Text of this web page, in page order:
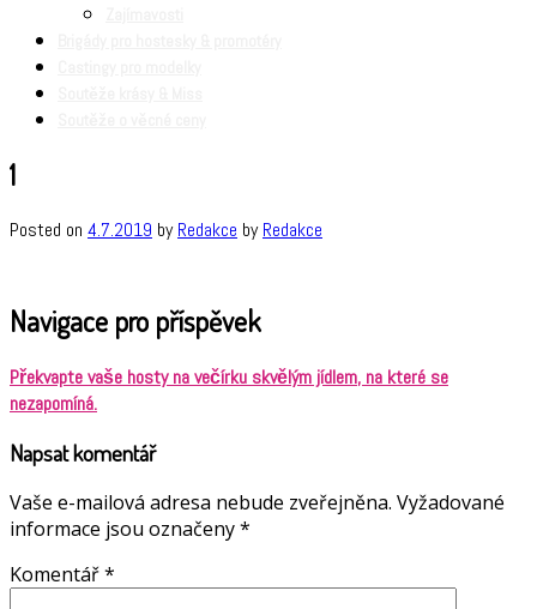
1
Posted on 4.7.2019 byRedakce byRedakce
Navigace pro příspěvek
Překvapte vaše hosty na večírku skvělým jídlem, na které se
nezapomíná.
Napsat komentář
Vaše e-mailová adresa nebude zveřejněna. Vyžadované
informace jsou označeny*
Komentář*